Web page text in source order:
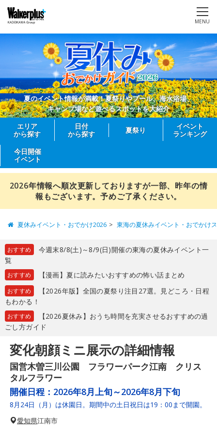
MENU
夏のイベント情報が満載！夏祭りやプール、海水浴場、
キャンプ場など遊べるスポットを大紹介
エリア
から探す
日付
から探す
夏祭り
イベント
ランキング
今日開催
イベント
2026年情報へ順次更新しておりますが一部、昨年の情
報もございます。予めご了承ください。
夏休みイベント・おでかけ2026 東海の夏休みイベント・おでかけ
おすすめ
今週末8/8(土)～8/9(日)開催の東海の夏休みイベント一
覧
おすすめ 【漫画】夏に読みたいおすすめの怖い話まとめ
おすすめ
【2026年版】全国の夏祭り注目27選。見どころ・日程
もわかる！
おすすめ
【2026夏休み】おうち時間を充実させるおすすめの過
ごし方ガイド
変化朝顔ミニ展示の詳細情報
国営木曽三川公園 フラワーパーク江南 クリス
タルフラワー
開催日程： 2026年8月上旬～2026年8月下旬
8月24日（月）は休園日。期間中の土日祝日は19：00まで開園。
愛知県江南市